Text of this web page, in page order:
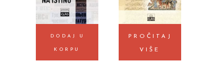
DODAJ U
KORPU
PROČITAJ
VIŠE